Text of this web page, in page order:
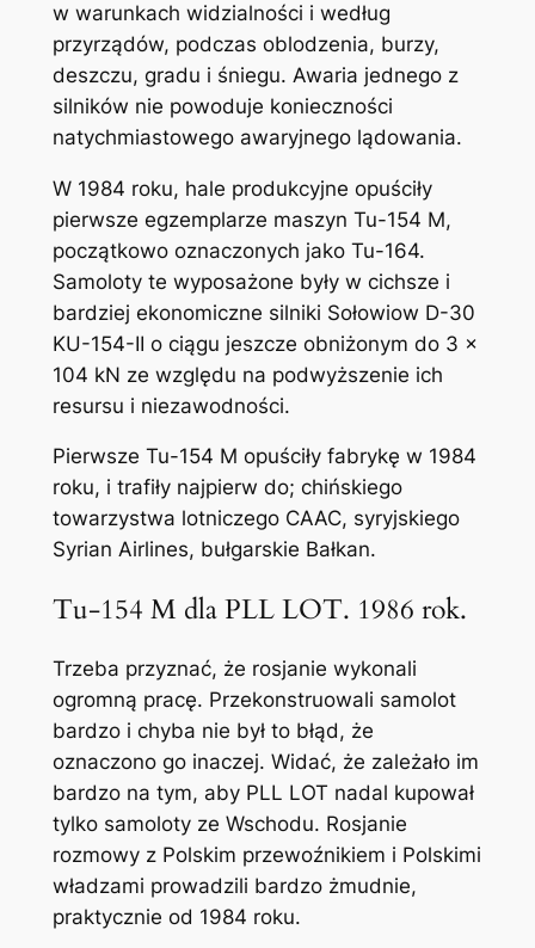
w warunkach widzialności i według
przyrządów, podczas oblodzenia, burzy,
deszczu, gradu i śniegu. Awaria jednego z
silników nie powoduje konieczności
natychmiastowego awaryjnego lądowania.
W 1984 roku, hale produkcyjne opuściły
pierwsze egzemplarze maszyn Tu-154 M,
początkowo oznaczonych jako Tu-164.
Samoloty te wyposażone były w cichsze i
bardziej ekonomiczne silniki Sołowiow D-30
KU-154-II o ciągu jeszcze obniżonym do 3 x
104 kN ze względu na podwyższenie ich
resursu i niezawodności.
Pierwsze Tu-154 M opuściły fabrykę w 1984
roku, i trafiły najpierw do; chińskiego
towarzystwa lotniczego CAAC, syryjskiego
Syrian Airlines, bułgarskie Bałkan.
Tu-154 M dla PLL LOT. 1986 rok.
Trzeba przyznać, że rosjanie wykonali
ogromną pracę. Przekonstruowali samolot
bardzo i chyba nie był to błąd, że
oznaczono go inaczej. Widać, że zależało im
bardzo na tym, aby PLL LOT nadal kupował
tylko samoloty ze Wschodu. Rosjanie
rozmowy z Polskim przewoźnikiem i Polskimi
władzami prowadzili bardzo żmudnie,
praktycznie od 1984 roku.